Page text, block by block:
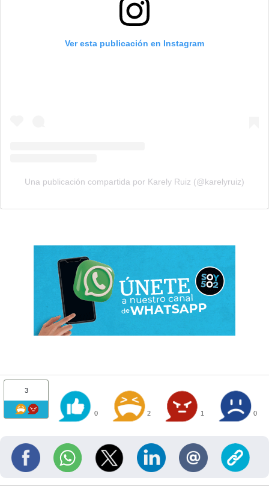
Ver esta publicación en Instagram
Una publicación compartida por Karely Ruiz (@karelyruiz)
3
0 2 1 0